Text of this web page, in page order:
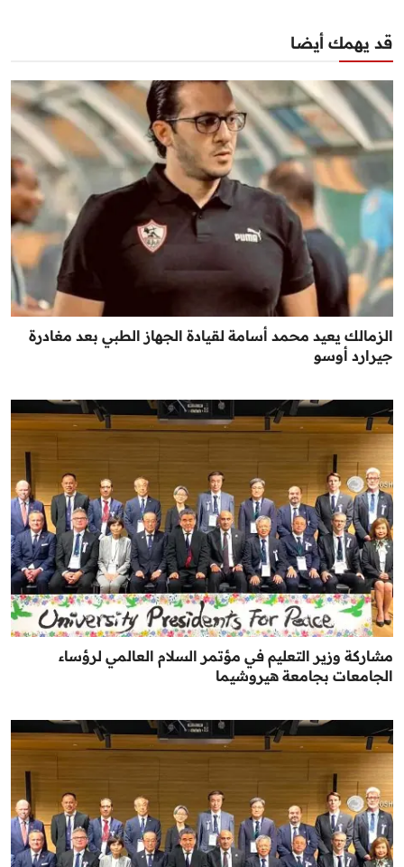
قد يهمك أيضا
الزمالك يعيد محمد أسامة لقيادة الجهاز الطبي بعد مغادرة
جيرارد أوسو
مشاركة وزير التعليم في مؤتمر السلام العالمي لرؤساء
الجامعات بجامعة هيروشيما